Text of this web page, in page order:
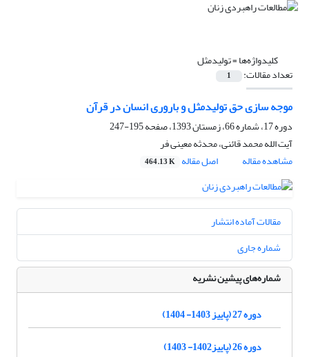
کلیدواژه‌ها =تولیدمثل
تعداد مقالات: 1
موجه سازی حق تولیدمثل و باروری انسان در قرآن
دوره 17، شماره 66، زمستان 1393، صفحه
195-247
آیت الله محمد قائنی، محدثه معینی فر
مشاهده مقاله
اصل مقاله 464.13 K
مقالات آماده انتشار
شماره جاری
شماره‌های پیشین نشریه
دوره 27 (پاییز 1403- 1404)
دوره 26 (پاییز1402- 1403)